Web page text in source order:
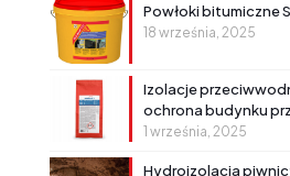
Powłoki bitumiczne
18 września, 2025
Izolacje
ochrona budynku
1 września, 2025
Hydroizolacja